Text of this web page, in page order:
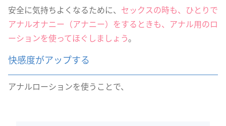
安全に気持ちよくなるために、 セックスの時も、ひとりで
アナルオナニー（アナニー）をするときも、アナル用のロ
ーションを使ってほぐしましょう。
快感度がアップする
アナルローションを使うことで、